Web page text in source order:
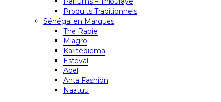
Produits Traditionnels
Sénégal en Marques
Thé Rapie
Miagro
Karitédiema
Esteval
Abel
Anta Fashion
Naatuu